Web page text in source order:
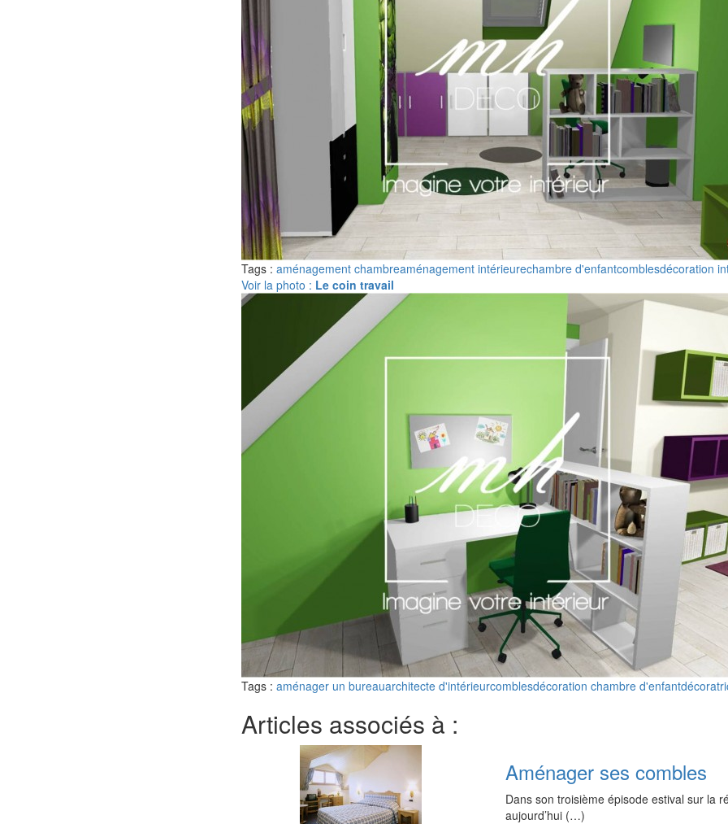
Tags : aménagement chambreaménagement intérieurechambre d'enfantcomblesdécoration
Voir la photo : Le coin travail
Tags : aménager un bureauarchitecte d'intérieurcomblesdécoration chambre d'enfant
Articles associés à :
Aménager ses combles
Dans son troisième épisode estival sur la
aujourd’hui (…)